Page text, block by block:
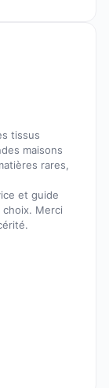
tissus
maisons
rares,
et guide
Merci